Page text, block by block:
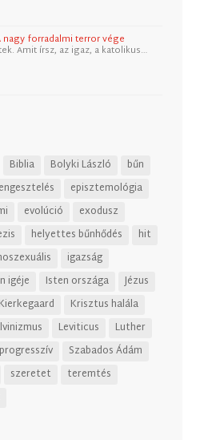
nagy forradalmi terror vége
Amit írsz, az igaz, a katolikus…
Biblia Bolyki László
bűn
engesztelés
episztemológia
evolúció
exodusz
helyettes bűnhődés
hit
igazság
igéje Isten országa
Jézus
Kierkegaard
Krisztus halála
Leviticus
Luther
progresszív
Szabados Ádám
szeretet
teremtés